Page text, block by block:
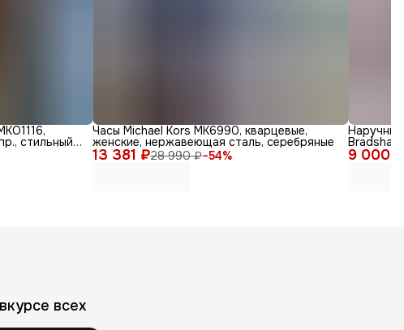
стильный
13 381 ₽28 990 ₽−54%
Часы Michael Kors MK6990, кварцевые,
женские, нержавеющая сталь, серебряные
9 000 ₽
всех